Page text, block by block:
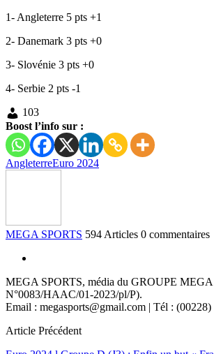
1- Angleterre 5 pts +1
2- Danemark 3 pts +0
3- Slovénie 3 pts +0
4- Serbie 2 pts -1
103
Boost l’info sur :
AngleterreEuro 2024
MEGA SPORTS 594 Articles 0 commentaires
MEGA SPORTS, média du GROUPE MEGA
N°0083/HAAC/01-2023/pl/P).
Email : megasports@gmail.com | Tél :
Article Précédent